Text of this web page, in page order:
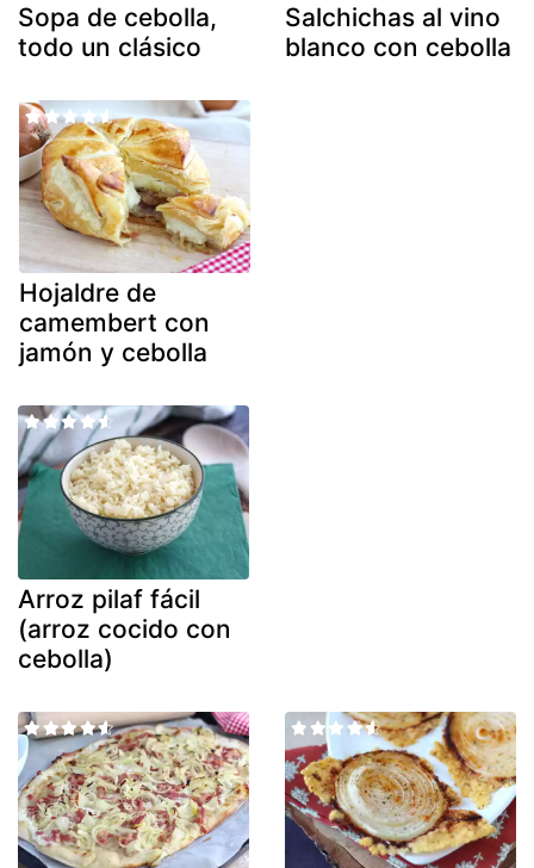
Sopa de cebolla,
todo un clásico
Salchichas al vino
blanco con cebolla
Hojaldre de
camembert con
jamón y cebolla
Arroz pilaf fácil
(arroz cocido con
cebolla)